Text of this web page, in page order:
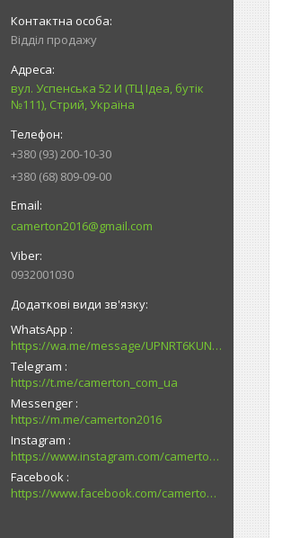
Відділ продажу
вул. Успенська 52 И (ТЦ Ідеа, бутік
№111), Стрий, Україна
+380 (93) 200-10-30
+380 (68) 809-09-00
camerton2016@gmail.com
0932001030
WhatsApp
https://wa.me/message/UPNRT6KUNTSOH1
Telegram
https://t.me/camerton_com_ua
Messenger
https://m.me/camerton2016
Instagram
https://www.instagram.com/camerton.com.ua
Facebook
https://www.facebook.com/camerton2016